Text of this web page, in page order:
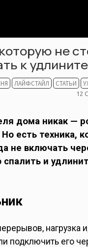
не
к
ЛАЙФСТАЙЛ СТАТЬИ
12
дома никак —
есть техника,
не включать
и
нагрузка
подключить его